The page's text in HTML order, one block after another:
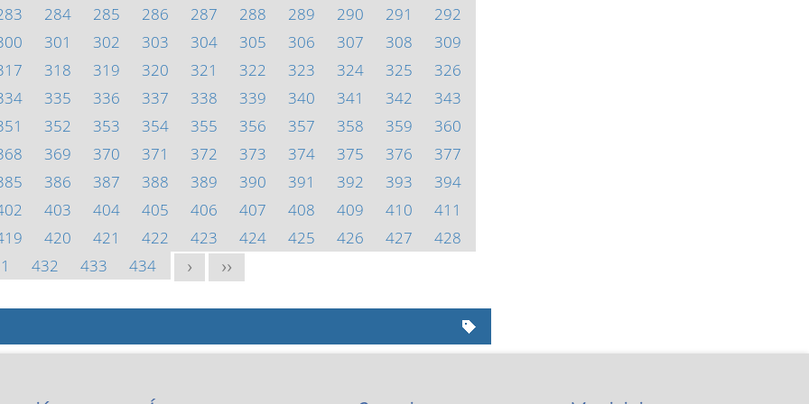
284 285 286 287 288 289 290 291
292
301 302 303 304 305 306 307 308
309
318 319 320 321 322 323 324 325
326
335 336 337 338 339 340 341 342
343
352 353 354 355 356 357 358 359
360
369 370 371 372 373 374 375 376
377
386 387 388 389 390 391 392 393
394
403 404 405 406 407 408 409 410
411
420 421 422 423 424 425 426 427
428
432 433 434 > >>